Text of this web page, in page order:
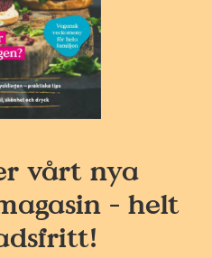
vårt nya
- helt